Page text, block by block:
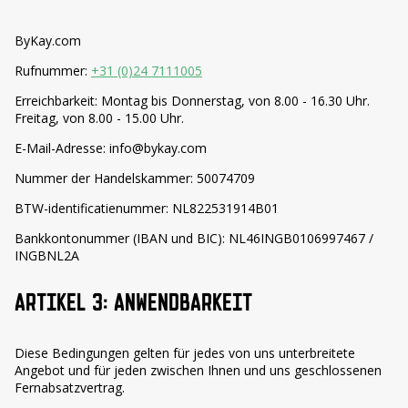
ByKay.com
Rufnummer: +31 (0)24 7111005
Erreichbarkeit: Montag bis Donnerstag, von 8.00 - 16.30 Uhr.
Freitag, von 8.00 - 15.00 Uhr.
E-Mail-Adresse: info@bykay.com
Nummer der Handelskammer: 50074709
BTW-identificatienummer: NL822531914B01
Bankkontonummer (IBAN und BIC): NL46INGB0106997467 /
INGBNL2A
ARTIKEL 3: ANWENDBARKEIT
Diese Bedingungen gelten für jedes von uns unterbreitete
Angebot und für jeden zwischen Ihnen und uns geschlossenen
Fernabsatzvertrag.